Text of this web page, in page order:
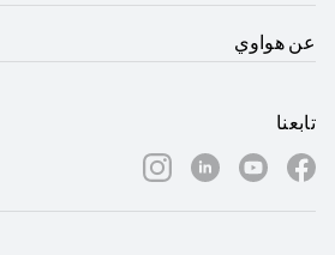
عن هواوي
تابعنا